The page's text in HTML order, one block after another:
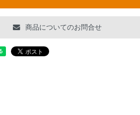
商品についてのお問合せ